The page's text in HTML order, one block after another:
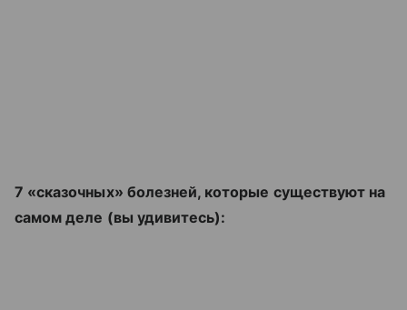
7 «сказочных» болезней, которые существуют на
самом деле (вы удивитесь):